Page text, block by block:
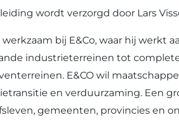
wordt verzorgd door Lars
werkzaam bij E&Co, waar hij
industrieterreinen tot
E&CO wil
en verduurzaming. Een
gemeenten, provincies en